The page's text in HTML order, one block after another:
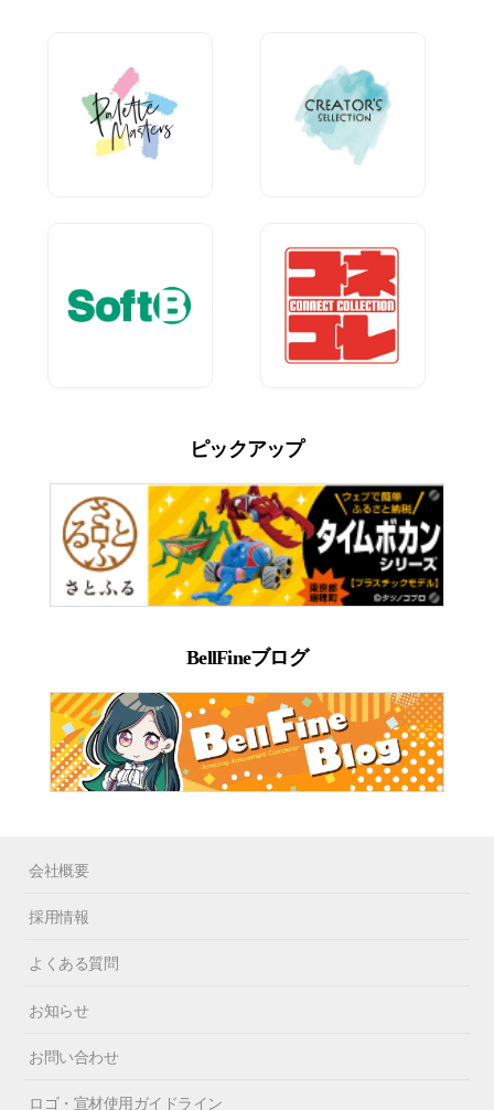
ピックアップ
BellFineブログ
会社概要
採用情報
よくある質問
お知らせ
お問い合わせ
ロゴ・宣材使用ガイドライン